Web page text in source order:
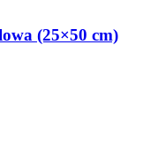
(25×50 cm)